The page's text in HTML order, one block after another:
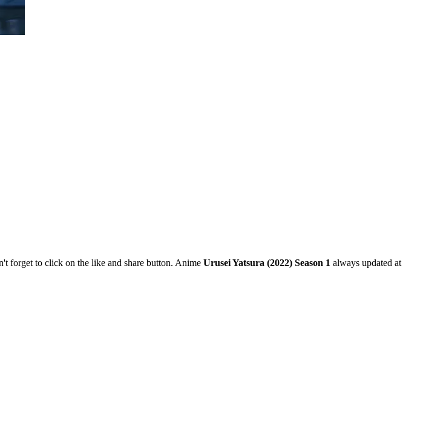
forget to click on the like and share button. Anime Urusei Yatsura (2022) Season 1 always updated at